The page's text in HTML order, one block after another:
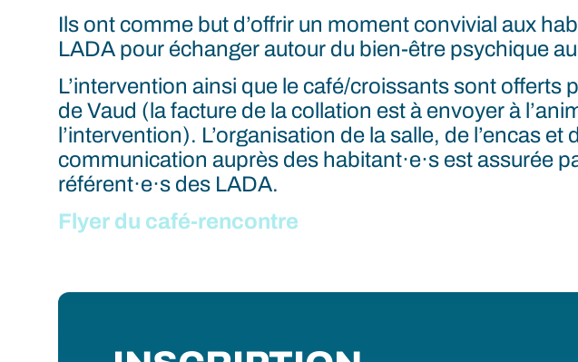
Ils ont comme but d’offrir un moment convivial aux
LADA pour échanger autour du bien-être psychique
L’intervention ainsi que le café/croissants sont offerts
de Vaud (la facture de la collation est à envoyer à
l’intervention). L’organisation de la salle, de l’encas et
communication auprès des habitant·e·s est assurée
référent·e·s des LADA.
Flyer du café-rencontre